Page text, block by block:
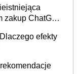
ChatGPT
efekty